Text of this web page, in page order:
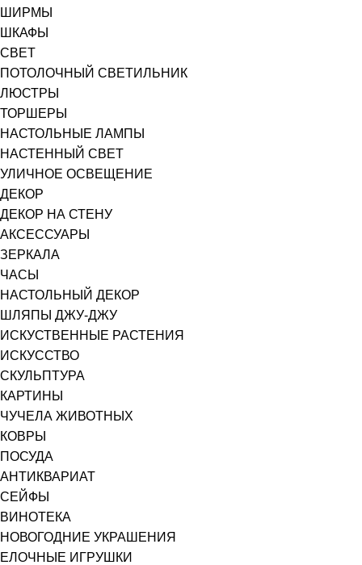
ШИРМЫ
ШКАФЫ
СВЕТ
ПОТОЛОЧНЫЙ СВЕТИЛЬНИК
ЛЮСТРЫ
ТОРШЕРЫ
НАСТОЛЬНЫЕ ЛАМПЫ
НАСТЕННЫЙ СВЕТ
УЛИЧНОЕ ОСВЕЩЕНИЕ
ДЕКОР
ДЕКОР НА СТЕНУ
АКСЕССУАРЫ
ЗЕРКАЛА
ЧАСЫ
НАСТОЛЬНЫЙ ДЕКОР
ШЛЯПЫ ДЖУ-ДЖУ
ИСКУСТВЕННЫЕ РАСТЕНИЯ
ИСКУССТВО
СКУЛЬПТУРА
КАРТИНЫ
ЧУЧЕЛА ЖИВОТНЫХ
КОВРЫ
ПОСУДА
АНТИКВАРИАТ
СЕЙФЫ
ВИНОТЕКА
НОВОГОДНИЕ УКРАШЕНИЯ
ЕЛОЧНЫЕ ИГРУШКИ